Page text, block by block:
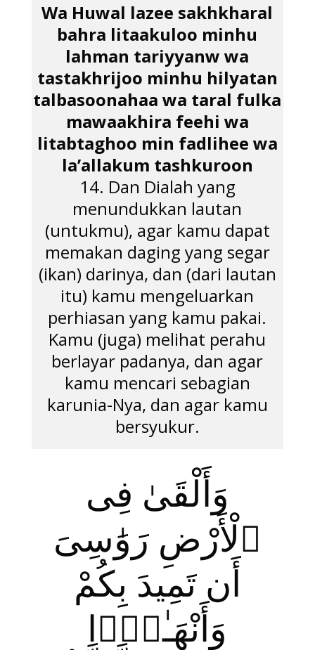
Wa Huwal lazee sakhkharal
bahra litaakuloo minhu
lahman tariyyanw wa
tastakhrijoo minhu hilyatan
talbasoonahaa wa taral fulka
mawaakhira feehi wa
litabtaghoo min fadlihee wa
la’allakum tashkuroon
14. Dan Dialah yang
menundukkan lautan
(untukmu), agar kamu dapat
memakan daging yang segar
(ikan) darinya, dan (dari lautan
itu) kamu mengeluarkan
perhiasan yang kamu pakai.
Kamu (juga) melihat perahu
berlayar padanya, dan agar
kamu mencari sebagian
karunia-Nya, dan agar kamu
bersyukur.
وَأَلْقَىٰ فِى
ٱلْأَرْضِ رَوَ‌ٰسِىَ
أَن تَمِيدَ بِكُمْ
وَأَنْهَـٰرًۭا